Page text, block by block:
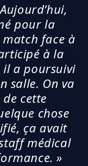
pour la
face à
à la
il a poursuivi
salle. On va
cette
chose
ça avait
médical
»